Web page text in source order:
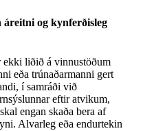
og kynferðisleg
liðið á vinnustöðum
eða trúnaðarmanni gert
í samráði við
eftir atvikum,
engan skaða bera af
Alvarleg eða endurtekin